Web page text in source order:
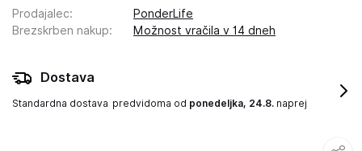
Prodajalec:
PonderLife
Brezskrben nakup: Možnost vračila v 14 dneh
Dostava
Standardna dostava predvidoma od ponedeljka, 24.8. naprej